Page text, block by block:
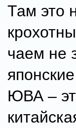
Там это
чаем не
ЮВА –